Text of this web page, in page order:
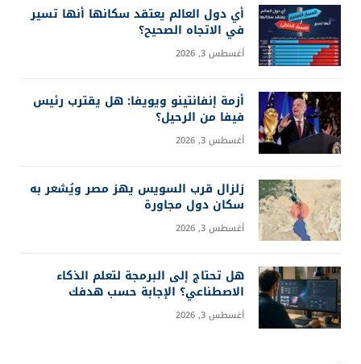
أي دول العالم يعتقد سكانها أنها تسير
في الاتجاه الصحيح؟
أغسطس 3, 2026
أزمة إنفانتينو ويويفا: هل يقترب رئيس
فيفا من الرحيل؟
أغسطس 3, 2026
زلزال قرب السويس يهز مصر ويُشعر به
سكان دول مجاورة
أغسطس 3, 2026
هل تحتاج إلى البرمجة لتعلم الذكاء
الاصطناعي؟ الإجابة حسب هدفك
أغسطس 3, 2026